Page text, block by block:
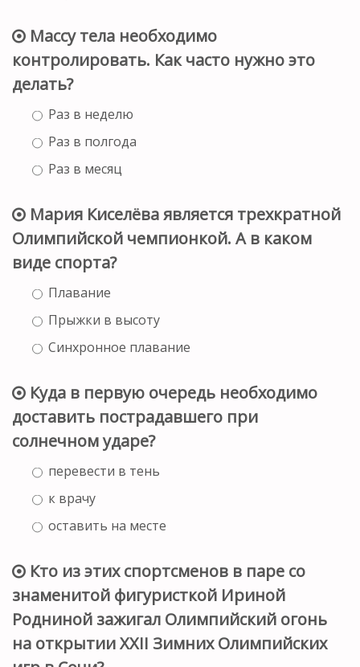
Массу тела необходимо
контролировать. Как часто нужно это
делать?
Раз в неделю
Раз в полгода
Раз в месяц
Мария Киселёва является трехкратной
Олимпийской чемпионкой. А в каком
виде спорта?
Плавание
Прыжки в высоту
Синхронное плавание
Куда в первую очередь необходимо
доставить пострадавшего при
солнечном ударе?
перевести в тень
к врачу
оставить на месте
Кто из этих спортсменов в паре со
знаменитой фигуристкой Ириной
Родниной зажигал Олимпийский огонь
на открытии XXII Зимних Олимпийских